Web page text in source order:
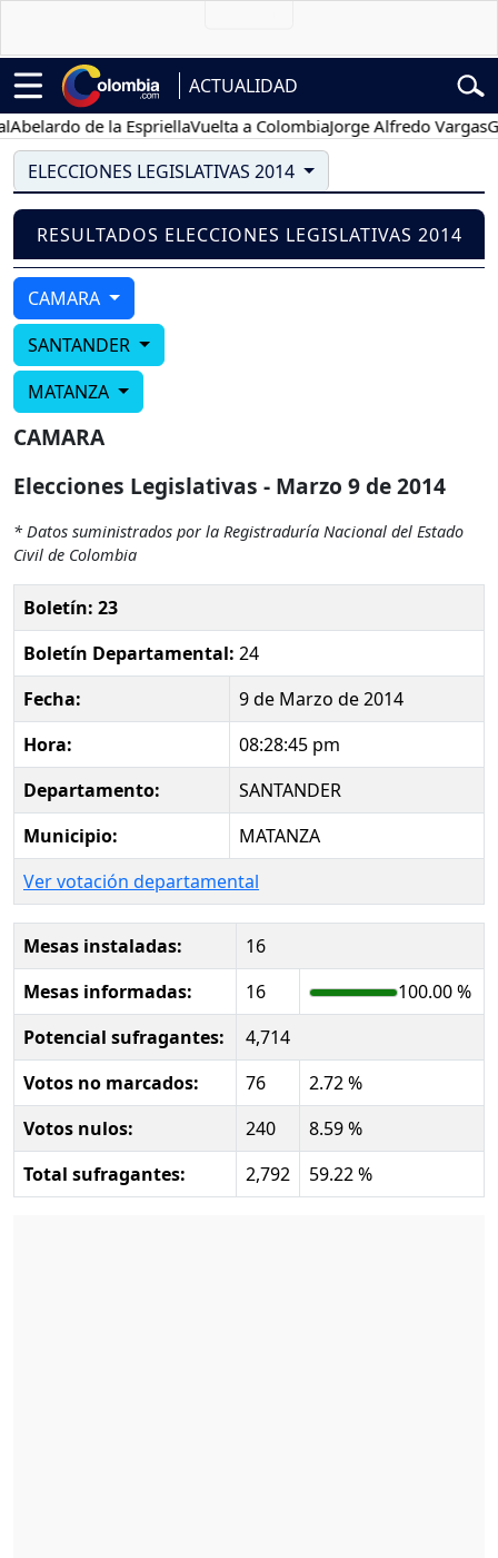
ACTUALIDAD
de la EspriellaVuelta a ColombiaJorge Alfredo Vargas
ELECCIONES LEGISLATIVAS 2014
RESULTADOS ELECCIONES LEGISLATIVAS 2014
CAMARA
SANTANDER
MATANZA
CAMARA
Elecciones Legislativas - Marzo 9 de 2014
* Datos suministrados por la Registraduría Nacional del Estado
Civil de Colombia
Boletín: 23
Boletín Departamental: 24
Fecha:
9 de Marzo de 2014
Hora:
08:28:45 pm
Departamento:
SANTANDER
Municipio:
MATANZA
Ver votación departamental
Mesas instaladas:
16
Mesas informadas:
16
100.00 %
Potencial sufragantes:
4,714
Votos no marcados:
76
2.72 %
Votos nulos:
240
8.59 %
Total sufragantes:
2,792 59.22 %